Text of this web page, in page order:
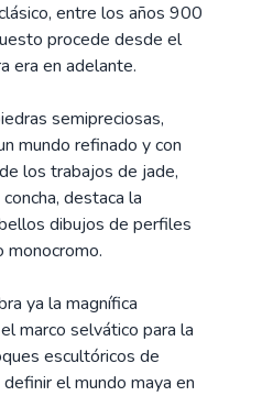
entre los años 900
procede desde el
era en adelante.
semipreciosas,
mundo refinado y con
los trabajos de jade,
destaca la
dibujos de perfiles
monocromo.
ya la magnífica
marco selvático para la
escultóricos de
el mundo maya en